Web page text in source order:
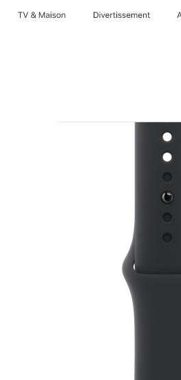
TV & Maison Divertissements